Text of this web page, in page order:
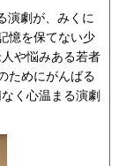
演劇が、みくに
憶を保てない少
や悩みある若者
ためにがんばる
く心温まる演劇